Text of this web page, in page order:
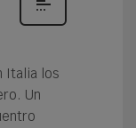
Italia los
Un